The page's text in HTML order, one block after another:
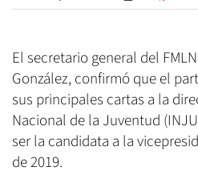
El secretario general del
González, confirmó que el
sus principales cartas a la
Nacional de la Juventud
ser la candidata a la
de 2019.